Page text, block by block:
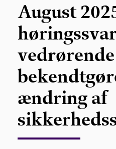
August
ændring af